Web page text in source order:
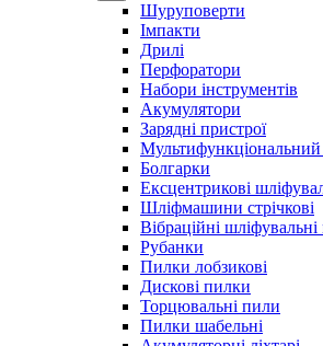
Шуруповерти
Імпакти
Дрилі
Перфоратори
Набори інструментів
Акумулятори
Зарядні пристрої
Мультифункціональний
Болгарки
Ексцентрикові
Шліфмашини стрічкові
Вібраційні
Рубанки
Пилки лобзикові
Дискові пилки
Торцювальні пили
Пилки шабельні